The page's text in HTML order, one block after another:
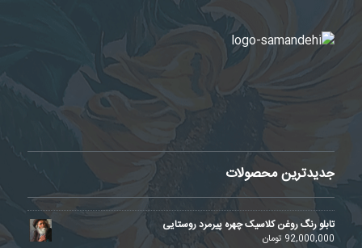
جدیدترین محصولات
تابلو رنگ روغن کلاسیک چهره پیرمرد روستایی
92,000,000 تومان